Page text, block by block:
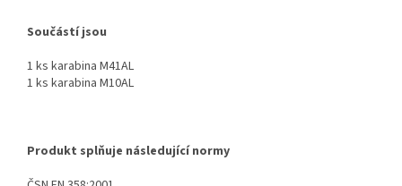
Součástí jsou
1 ks karabina M41AL
1 ks karabina M10AL
Produkt splňuje následující normy